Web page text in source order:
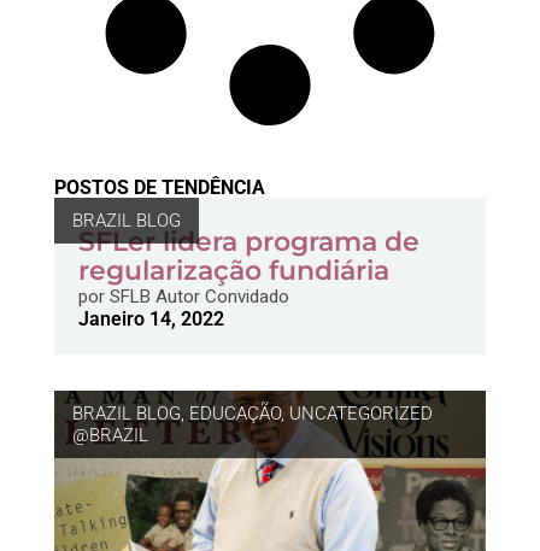
POSTOS DE TENDÊNCIA
BRAZIL BLOG
SFLer lidera programa de
regularização fundiária
porSFLB Autor Convidado
Janeiro 14, 2022
BRAZIL BLOG, EDUCAÇÃO, UNCATEGORIZED
@BRAZIL